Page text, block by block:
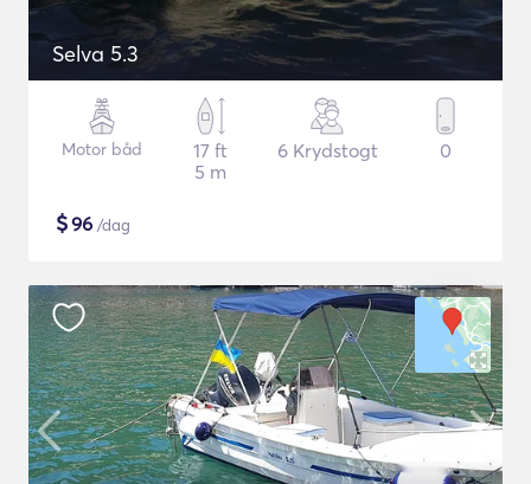
Selva 5.3
Motor båd
17 ft
5 m
6 Krydstogt 0
$96 /dag